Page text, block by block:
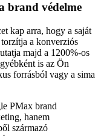
brand védelme
kap arra, hogy a saját
a konverziós
majd a 1200%-os
is az Ön
forrásból vagy a sima
PMax brand
hanem
származó